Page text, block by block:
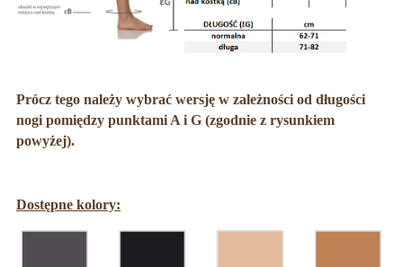
Prócz tego należy wybrać wersję w zależności od długości
nogi pomiędzy punktami A i G (zgodnie z rysunkiem
powyżej).
Dostępne kolory: